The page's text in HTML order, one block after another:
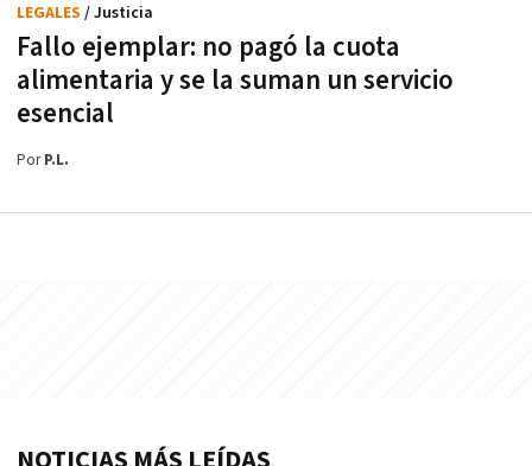
Fallo ejemplar: no pagó la cuota
alimentaria y se la suman un servicio
esencial
LEGALES / Justicia
PorP.L.